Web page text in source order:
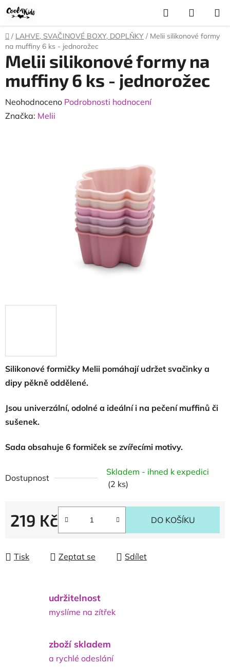
Přejít
na
obsah
Hledat
KOŠÍK
Domů
/ LAHVE, SVAČINOVÉ BOXY, DOPLŇKY / Melii silikonové formy
na muffiny 6 ks - jednorožec
Silikonové formičky Melii pomáhají udržet svačinky a
dipy pěkně oddělené.
Jsou univerzální, odolné a ideální i na pečení muffinů či
sušenek.
Sada obsahuje 6 formiček se zvířecími motivy.
Dostupnost
Skladem - ihned k expedici
(2 ks)
219 Kč DO KOŠÍKU
Tisk Zeptat se Sdílet
Melii silikonové formy na
muffiny 6 ks - jednorožec
Průměrné
hodnocení
Neohodnoceno Podrobnosti hodnocení
Značka: Melii
udržitelnost
myslíme na zítřek
zboží skladem
a rychlé odeslání